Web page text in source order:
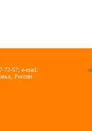
72-57; e-mail:
России